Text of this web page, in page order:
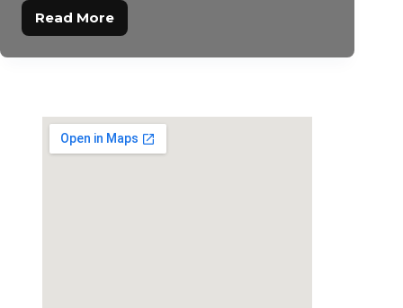
Read More